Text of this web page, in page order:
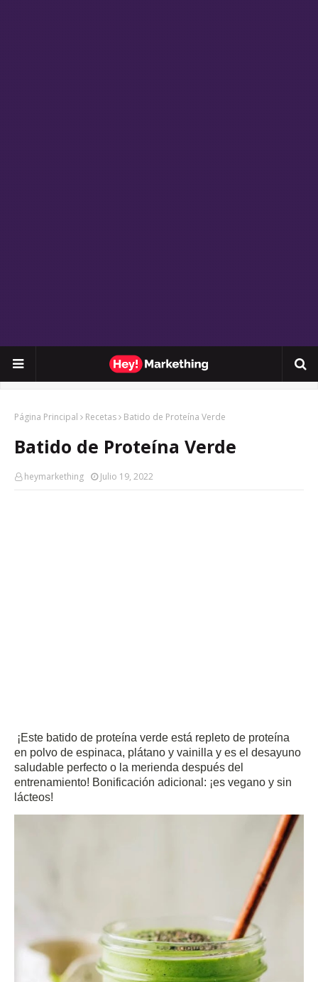
Página Principal Recetas Batido de Proteína Verde
Batido de Proteína Verde
heymarkething Julio 19, 2022
¡Este batido de proteína verde está repleto de proteína
en polvo de espinaca, plátano y vainilla y es el desayuno
saludable perfecto o la merienda después del
entrenamiento! Bonificación adicional: ¡es vegano y sin
lácteos!